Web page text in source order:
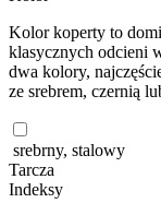
Kolor koperty to
klasycznych odcieni
dwa kolory,
ze srebrem, czernią
srebrny, stalowy
Tarcza
Indeksy